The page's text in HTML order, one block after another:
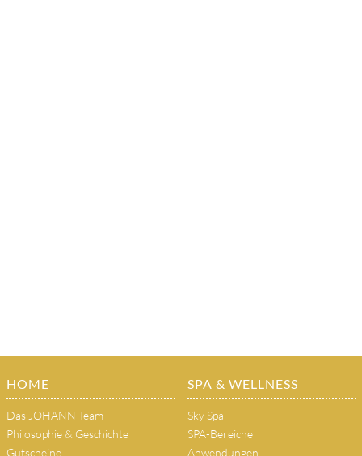
HOME
Das JOHANN Team
Philosophie & Geschichte
Gutscheine
SPA & WELLNESS
Sky Spa
SPA-Bereiche
Anwendungen